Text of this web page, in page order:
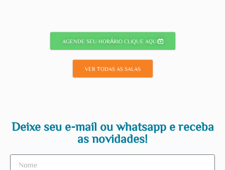
AGENDE SEU HORÁRIO CLIQUE AQUI
VER TODAS AS SALAS
Deixe seu e-mail ou whatsapp e receba
as novidades!